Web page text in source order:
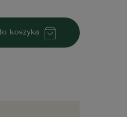
koszyka